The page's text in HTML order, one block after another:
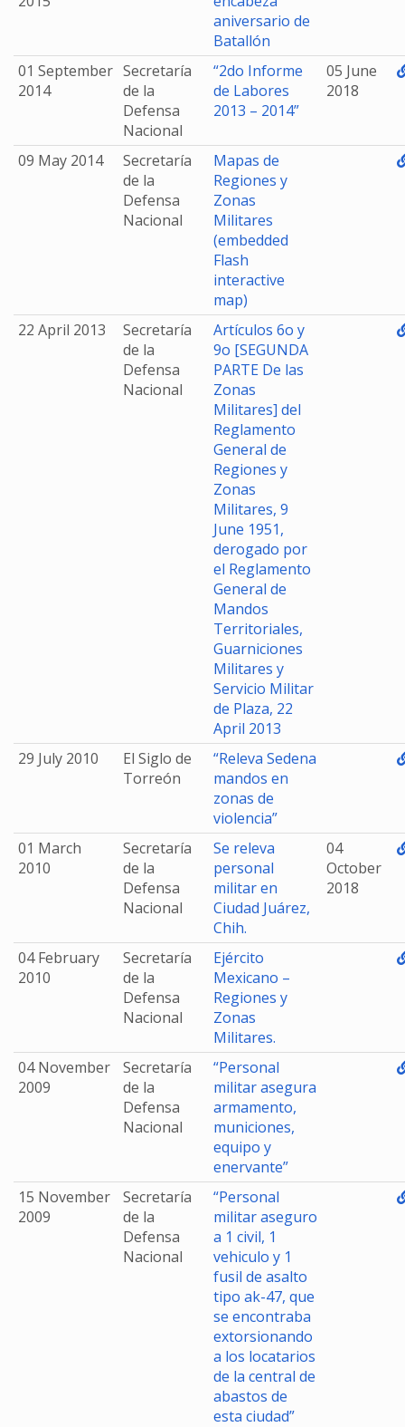
aniversario de
Batallón
01 September
2014
Secretaría
de la
Defensa
Nacional
“2do Informe
de Labores
2013 – 2014”
05 June
2018
09 May 2014
Secretaría
de la
Defensa
Nacional
Mapas de
Regiones y
Zonas
Militares
(embedded
Flash
interactive
map)
22 April 2013
Secretaría
de la
Defensa
Nacional
Artículos 6o y
9o [SEGUNDA
PARTE De las
Zonas
Militares] del
Reglamento
General de
Regiones y
Zonas
Militares, 9
June 1951,
derogado por
el Reglamento
General de
Mandos
Territoriales,
Guarniciones
Militares y
Servicio Militar
de Plaza, 22
April 2013
29 July 2010
El Siglo de
Torreón
“Releva Sedena
mandos en
zonas de
violencia”
01 March
2010
Secretaría
de la
Defensa
Nacional
Se releva
personal
militar en
Ciudad Juárez,
Chih.
04
October
2018
04 February
2010
Secretaría
de la
Defensa
Nacional
Ejército
Mexicano –
Regiones y
Zonas
Militares.
04 November
2009
Secretaría
de la
Defensa
Nacional
“Personal
militar asegura
armamento,
municiones,
equipo y
enervante”
15 November
2009
Secretaría
de la
Defensa
Nacional
“Personal
militar aseguro
a 1 civil, 1
vehiculo y 1
fusil de asalto
tipo ak-47, que
se encontraba
extorsionando
a los locatarios
de la central de
abastos de
esta ciudad”